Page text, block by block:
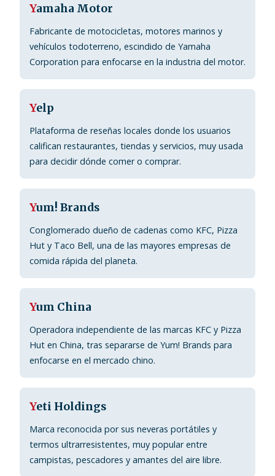
Yamaha Motor
Fabricante de motocicletas, motores marinos y
vehículos todoterreno, escindido de Yamaha
Corporation para enfocarse en la industria del motor.
Yelp
Plataforma de reseñas locales donde los usuarios
califican restaurantes, tiendas y servicios, muy usada
para decidir dónde comer o comprar.
Yum! Brands
Conglomerado dueño de cadenas como KFC, Pizza
Hut y Taco Bell, una de las mayores empresas de
comida rápida del planeta.
Yum China
Operadora independiente de las marcas KFC y Pizza
Hut en China, tras separarse de Yum! Brands para
enfocarse en el mercado chino.
Yeti Holdings
Marca reconocida por sus neveras portátiles y
termos ultrarresistentes, muy popular entre
campistas, pescadores y amantes del aire libre.